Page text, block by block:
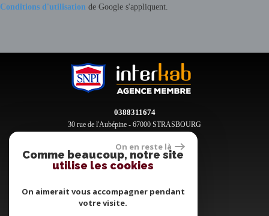
Conditions d'utilisation de Google s'appliquent.
0388311674
30 rue de l'Aubépine - 67000 STRASBOURG
Espace propriétaires
On en reste là
Comme beaucoup, notre site
utilise les cookies
On aimerait vous accompagner pendant
votre visite.